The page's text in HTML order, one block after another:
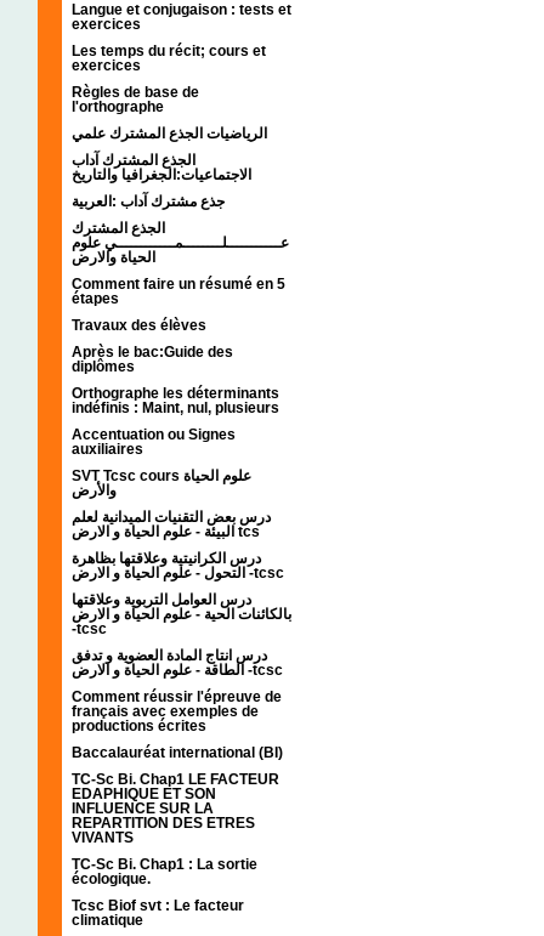
Langue et conjugaison : tests et
exercices
Les temps du récit; cours et
exercices
Règles de base de
l'orthographe
الرياضيات الجذع المشترك علمي
الجذع المشترك آداب
الاجتماعيات:الجغرافيا والتاريخ
جذع مشترك آداب :العربية
الجذع المشترك
عـــــــــــلــــــــمــــــــــــي علوم
الحياة والارض
Comment faire un résumé en 5
étapes
Travaux des élèves
Après le bac:Guide des
diplômes
Orthographe les déterminants
indéfinis : Maint, nul, plusieurs
Accentuation ou Signes
auxiliaires
SVT Tcsc cours علوم الحياة
والأرض
درس بعض التقنيات الميدانية لعلم
البيئة - علوم الحياة و الارض tcs
درس الكرانيتية وعلاقتها بظاهرة
التحول - علوم الحياة و الارض -tcsc
درس العوامل التربوية وعلاقتها
بالكائنات الحية - علوم الحياة و الارض
-tcsc
درس انتاج المادة العضوية و تدفق
الطاقة - علوم الحياة و الارض -tcsc
Comment réussir l'épreuve de
français avec exemples de
productions écrites
Baccalauréat international (BI)
TC-Sc Bi. Chap1 LE FACTEUR
EDAPHIQUE ET SON
INFLUENCE SUR LA
REPARTITION DES ETRES
VIVANTS
TC-Sc Bi. Chap1 : La sortie
écologique.
Tcsc Biof svt : Le facteur
climatique